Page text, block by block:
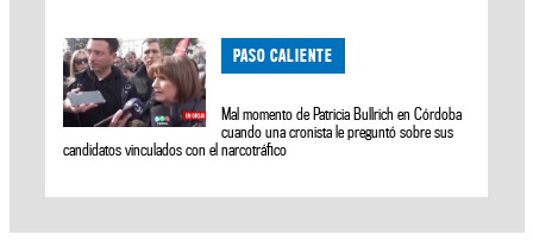
PASO CALIENTE
Mal momento de Patricia Bullrich en Córdoba
cuando una cronista le preguntó sobre sus
candidatos vinculados con el narcotráfico